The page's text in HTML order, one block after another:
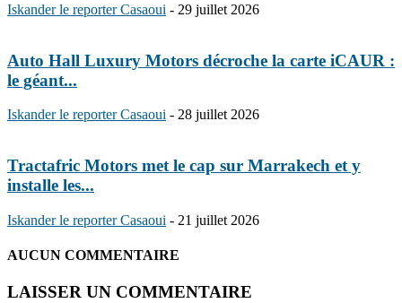
Iskander le reporter Casaoui - 29 juillet 2026
Auto Hall Luxury Motors décroche la carte iCAUR :
le géant...
Iskander le reporter Casaoui - 28 juillet 2026
Tractafric Motors met le cap sur Marrakech et y
installe les...
Iskander le reporter Casaoui - 21 juillet 2026
AUCUN COMMENTAIRE
LAISSER UN COMMENTAIRE